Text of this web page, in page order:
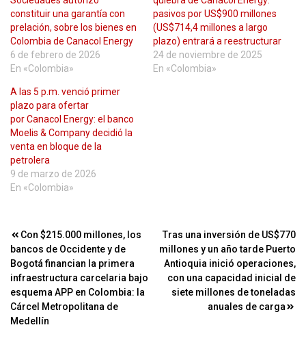
constituir una garantía con
prelación, sobre los bienes en
Colombia de Canacol Energy
6 de febrero de 2026
En «Colombia»
pasivos por US$900 millones
(US$714,4 millones a largo
plazo) entrará a reestructurar
24 de noviembre de 2025
En «Colombia»
A las 5 p.m. venció primer
plazo para ofertar
por Canacol Energy: el banco
Moelis & Company decidió la
venta en bloque de la
petrolera
9 de marzo de 2026
En «Colombia»
Navegación
de
entradas
Con $215.000 millones, los
bancos de Occidente y de
Bogotá financian la primera
infraestructura carcelaria bajo
esquema APP en Colombia: la
Cárcel Metropolitana de
Medellín
Tras una inversión de US$770
millones y un año tarde Puerto
Antioquia inició operaciones,
con una capacidad inicial de
siete millones de toneladas
anuales de carga